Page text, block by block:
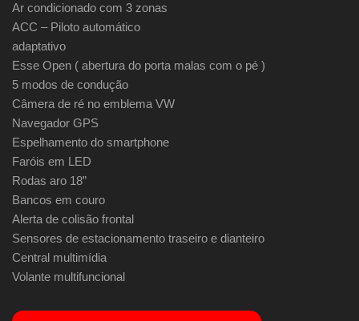
Ar condicionado com 3 zonas
ACC – Piloto automático
adaptativo
Esse Open ( abertura do porta malas com o pé )
5 modos de condução
Câmera de ré no emblema VW
Navegador GPS
Espelhamento do smartphone
Faróis em LED
Rodas aro 18”
Bancos em couro
Alerta de colisão frontal
Sensores de estacionamento traseiro e dianteiro
Central multimídia
Volante multifuncional